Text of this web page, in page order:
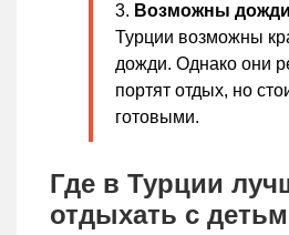
Возможны дожди
Турции возможны
дожди. Однако они
портят отдых, но
готовыми.
Где в Турции
отдыхать с